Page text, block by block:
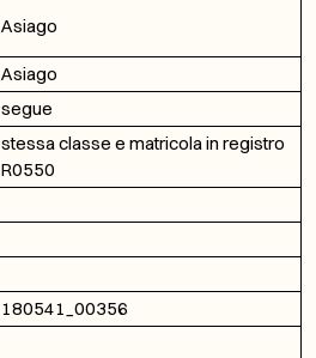
Asiago
Asiago
segue
stessa classe e matricola in registro
R0550
180541_00356